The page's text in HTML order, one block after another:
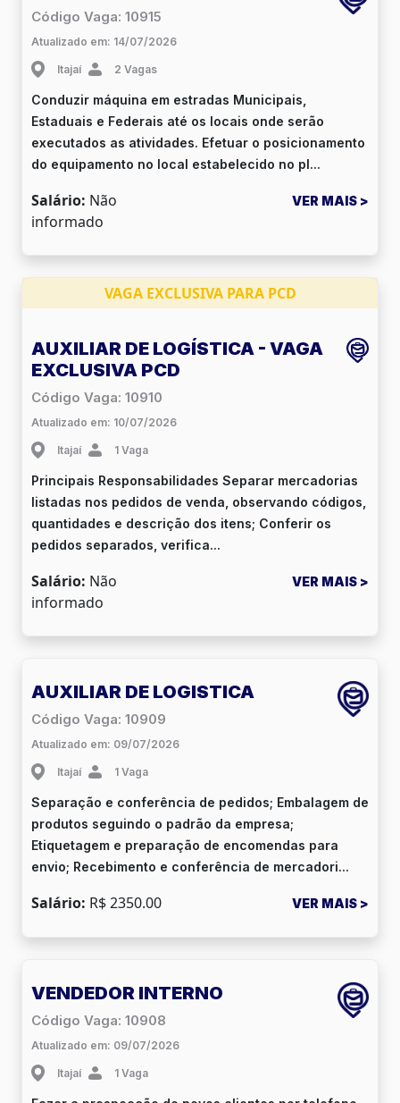
Código Vaga: 10915
Atualizado em: 14/07/2026
Itajaí 2 Vagas
Conduzir máquina em estradas Municipais,
Estaduais e Federais até os locais onde serão
executados as atividades. Efetuar o posicionamento
do equipamento no local estabelecido no pl...
Salário: Não
informado
VER MAIS >
VAGA EXCLUSIVA PARA PCD
AUXILIAR DE LOGÍSTICA - VAGA
EXCLUSIVA PCD
Código Vaga: 10910
Atualizado em: 10/07/2026
Itajaí 1 Vaga
Principais Responsabilidades Separar mercadorias
listadas nos pedidos de venda, observando códigos,
quantidades e descrição dos itens; Conferir os
pedidos separados, verifica...
Salário: Não
informado
VER MAIS >
AUXILIAR DE LOGISTICA
Código Vaga: 10909
Atualizado em: 09/07/2026
Itajaí 1 Vaga
Separação e conferência de pedidos; Embalagem de
produtos seguindo o padrão da empresa;
Etiquetagem e preparação de encomendas para
envio; Recebimento e conferência de mercadori...
Salário: R$ 2350.00 VER MAIS >
VENDEDOR INTERNO
Código Vaga: 10908
Atualizado em: 09/07/2026
Itajaí 1 Vaga